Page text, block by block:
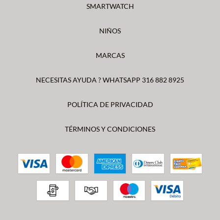
SMARTWATCH
NIÑOS
MARCAS
NECESITAS AYUDA ? WHATSAPP 316 882 8925
POLÍTICA DE PRIVACIDAD
TÉRMINOS Y CONDICIONES